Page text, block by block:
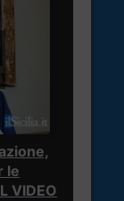
le
VIDEO